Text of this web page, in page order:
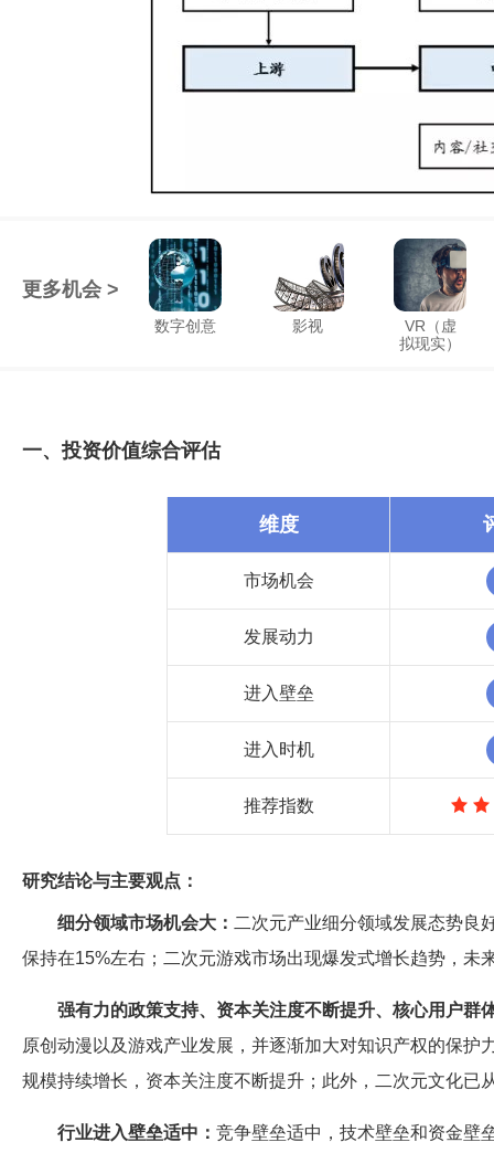
更多机会 >
数字创意 影视
VR（虚
拟现实）
一、投资价值综合评估
维度
市场机会
发展动力
进入壁垒
进入时机
推荐指数
研究结论与主要观点：
细分领域市场机会大： 二次元产业细分领域发展态势良
保持在15%左右；二次元游戏市场出现爆发式增长趋势，
强有力的政策支持、资本关注度不断提升、核心用户群
原创动漫以及游戏产业发展，并逐渐加大对知识产权的保
规模持续增长，资本关注度不断提升；此外，二次元文化已
行业进入壁垒适中： 竞争壁垒适中，技术壁垒和资金壁